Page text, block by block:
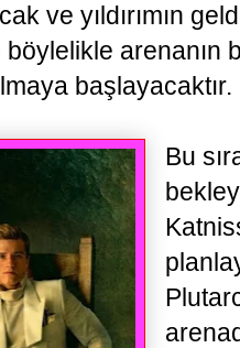
ve yıldırımın
arenanın
başlayacaktır.
Bu